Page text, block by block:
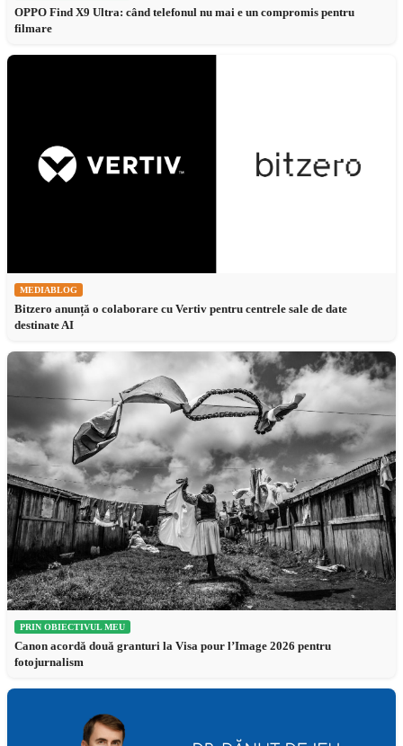
OPPO Find X9 Ultra: când telefonul nu mai e un compromis pentru
filmare
MEDIABLOG
Bitzero anunță o colaborare cu Vertiv pentru centrele sale de date
destinate AI
PRIN OBIECTIVUL MEU
Canon acordă două granturi la Visa pour l’Image 2026 pentru
fotojurnalism